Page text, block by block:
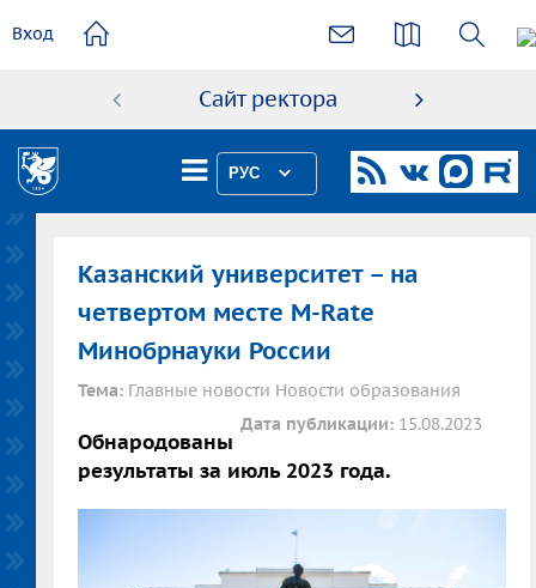
содержанию
Вход
Сайт ректора
РУС
Казанский университет – на
четвертом месте M-Rate
Минобрнауки России
Тема: Главные новости Новости образования
Дата публикации: 15.08.2023
​​​​​​​​​​​​​​Обнародованы
результаты за июль 2023 года.